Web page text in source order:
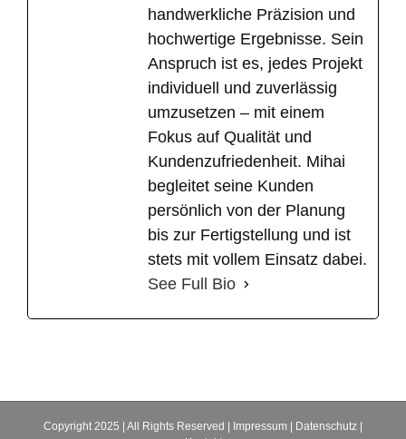
handwerkliche Präzision und
hochwertige Ergebnisse. Sein
Anspruch ist es, jedes Projekt
individuell und zuverlässig
umzusetzen – mit einem
Fokus auf Qualität und
Kundenzufriedenheit. Mihai
begleitet seine Kunden
persönlich von der Planung
bis zur Fertigstellung und ist
stets mit vollem Einsatz dabei.
See Full Bio
Copyright 2025 | All Rights Reserved | Impressum Datenschutz